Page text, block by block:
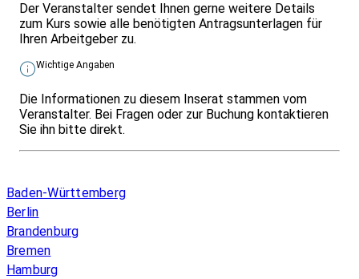
Der Veranstalter sendet Ihnen gerne weitere Details
zum Kurs sowie alle benötigten Antragsunterlagen für
Ihren Arbeitgeber zu.
Wichtige Angaben
Die Informationen zu diesem Inserat stammen vom
Veranstalter. Bei Fragen oder zur Buchung kontaktieren
Sie ihn bitte direkt.
Baden-Württemberg
Berlin
Brandenburg
Bremen
Hamburg